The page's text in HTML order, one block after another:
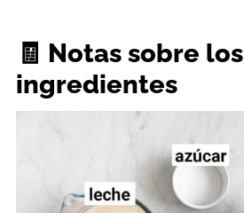
🧾 Notas sobre los
ingredientes